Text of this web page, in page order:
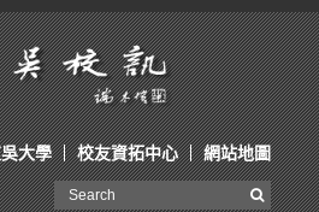
大學 校友資拓中心 網站地圖